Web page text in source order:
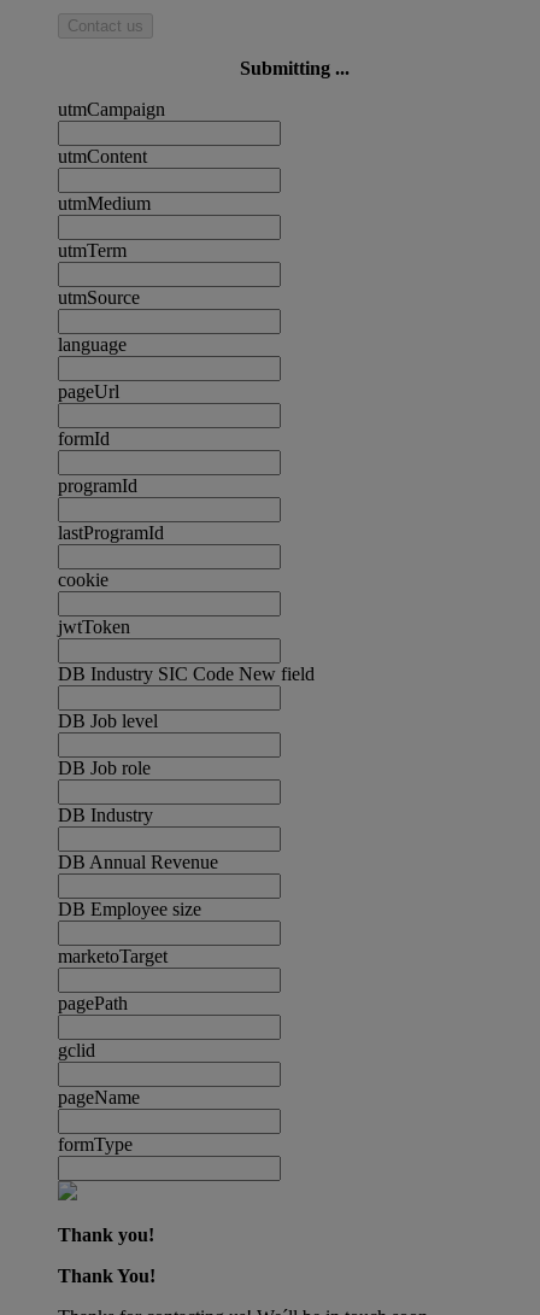
Contact us
Submitting ...
utmCampaign
utmContent
utmMedium
utmTerm
utmSource
language
pageUrl
formId
programId
lastProgramId
cookie
jwtToken
DB Industry SIC Code New field
DB Job level
DB Job role
DB Industry
DB Annual Revenue
DB Employee size
marketoTarget
pagePath
gclid
pageName
formType
Thank you!
Thank You!